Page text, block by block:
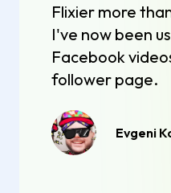
Flixier more
I've now been
Facebook
follower page.
Evgeni